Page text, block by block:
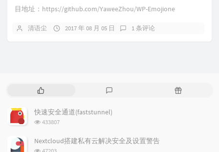
目地址：https://github.com/YaweeZhou/WP-Emojione
清语尘 2017 年 08 月 05 日 1 条评论
热
文
章
随
快速安全通道(faststunnel)
浏
次
433807
Nextcloud搭建私有云解决安全及设置警告
浏